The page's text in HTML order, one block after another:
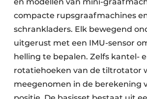
compacte rupsgraafmachines
schrankladers. Elk bewegend
uitgerust met een IMU-sensor
helling te bepalen. Zelfs kantel-
rotatiehoeken van de tiltrotator
meegenomen in de berekening